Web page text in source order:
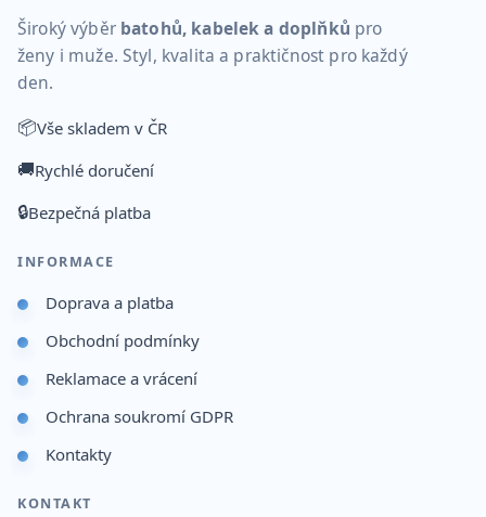
Široký výběr batohů, kabelek a doplňků pro
ženy i muže. Styl, kvalita a praktičnost pro každý
den.
📦Vše skladem v ČR
🚚Rychlé doručení
🔒Bezpečná platba
INFORMACE
Doprava a platba
Obchodní podmínky
Reklamace a vrácení
Ochrana soukromí GDPR
Kontakty
KONTAKT